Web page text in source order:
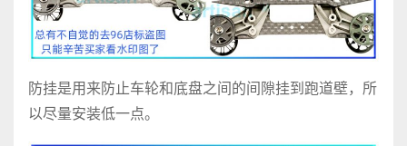
防挂是用来防止车轮和底盘之间的间隙挂到跑道壁，所
以尽量安装低一点。